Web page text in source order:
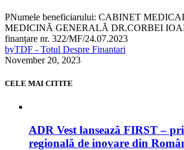
PNumele beneficiarului: CABINET
MEDICINĂ GENERALĂ DR.CORBEI
finanțare nr. 322/MF/24.07.2023
byTDF - Totul Despre Finantari
November 20, 2023
CELE MAI CITITE
ADR Vest lansează FIRST –
regională de inovare din